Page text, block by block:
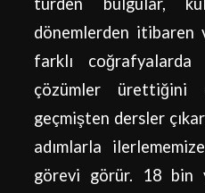
dönemlerden itibaren
farklı
çözümler ürettiğini
geçmişten dersler
adımlarla
görevi görür. 18 bin